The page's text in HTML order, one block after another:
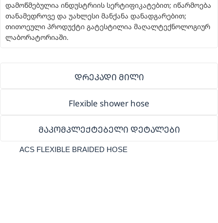
დამოწმებულია ინდუსტრიის სერტიფიკატებით; იწარმოება
თანამედროვე და უახლესი მანქანა დანადგარებით;
თითოეული პროდუქტი გატესტილია მაღალტექნოლოგიურ
ლაბორატორიაში.
დრეკადი მილი
Flexible shower hose
მაკომპლექტებელი დეტალები
ACS FLEXIBLE BRAIDED HOSE